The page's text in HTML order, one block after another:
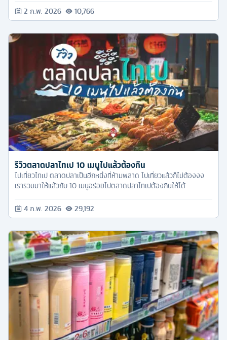
2 ก.พ. 2026 10,766
รีวิวตลาดปลาไทเป 10 เมนูไปแล้วต้องกิน
ไปเที่ยวไทเป ตลาดปลาเป็นอีกหนึ่งที่ห้ามพลาด ไปเที่ยวแล้วก็ไม่ต้องงง
เรารวมมาให้แล้วกับ 10 เมนูอร่อยไปตลาดปลาไทเปต้องกินให้ได้
4 ก.พ. 2026 29,192